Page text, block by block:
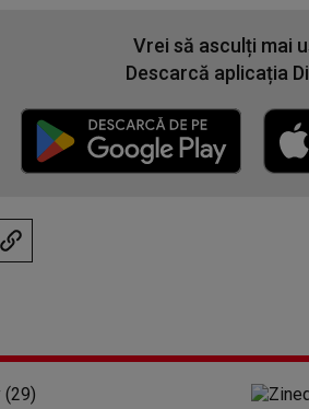
Vrei să asculți mai
Descarcă aplicația